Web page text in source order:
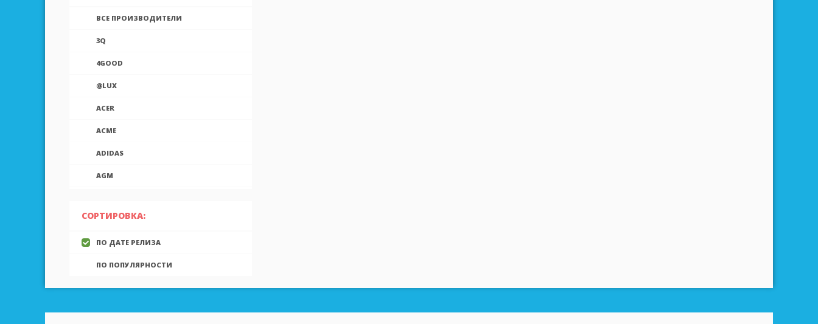
ВСЕ ПРОИЗВОДИТЕЛИ
3Q
4GOOD
@LUX
ACER
ACME
ADIDAS
AGM
AIGO
AINOL
AIRON
ALCATEL
ALLVIEW
СОРТИРОВКА:
ПО ДАТЕ РЕЛИЗА
ПО ПОПУЛЯРНОСТИ